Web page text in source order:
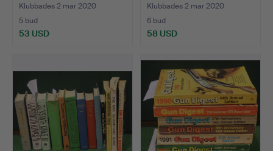
Klubbades 2 mar 2020
5 bud
53 USD
Klubbades 2 mar 2020
6 bud
58 USD